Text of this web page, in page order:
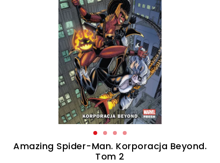
Amazing Spider-Man. Korporacja Beyond.
Tom 2